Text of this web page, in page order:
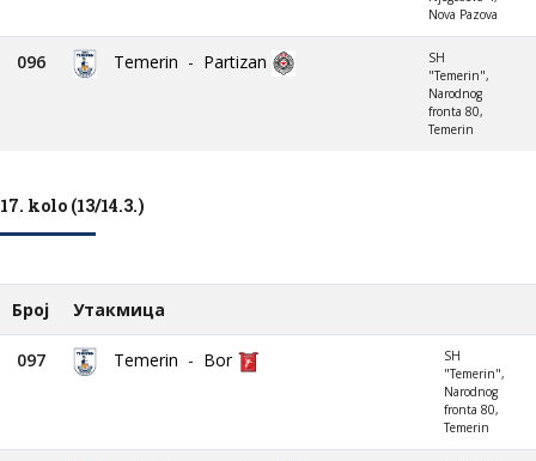
Nova Pazova
096 Temerin - Partizan
SH
"Temerin",
Narodnog
fronta 80,
Temerin
17. kolo (13/14.3.)
Број Утакмица
097 Temerin - Bor
SH
"Temerin",
Narodnog
fronta 80,
Temerin